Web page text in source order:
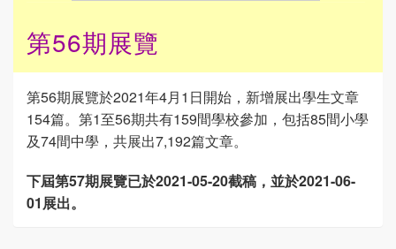
第56期展覽
第56期展覽於2021年4月1日開始，新增展出學生文章
154篇。第1至56期共有159間學校參加，包括85間小學
及74間中學，共展出7,192篇文章。
下屆第57期展覽已於2021-05-20截稿，並於2021-06-
01展出。